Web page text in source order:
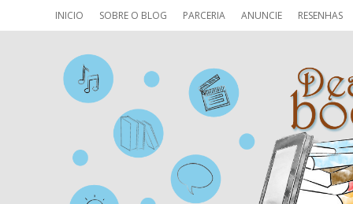
INICIO SOBRE O BLOG PARCERIA ANUNCIE RESENHAS